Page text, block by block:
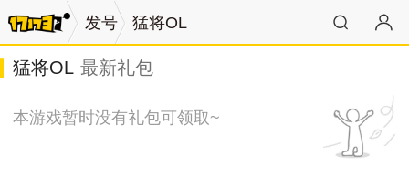
发号 猛将OL
猛将OL 最新礼包
本游戏暂时没有礼包可领取~